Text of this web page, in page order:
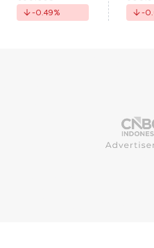
-0.49% -